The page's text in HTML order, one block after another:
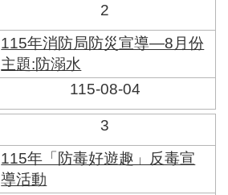
2
115年消防局防災宣導—8月份
主題:防溺水
115-08-04
3
115年「防毒好遊趣」反毒宣
導活動